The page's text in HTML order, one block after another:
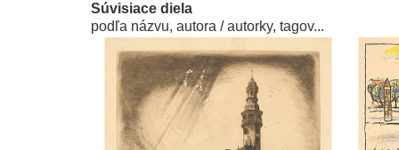
Súvisiace diela
podľa názvu, autora / autorky, tagov...